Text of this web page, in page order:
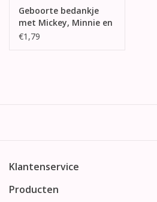
Geboorte bedankje
met Mickey, Minnie en
Pluto
€1,79
Klantenservice
Producten